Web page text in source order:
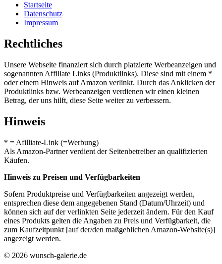
Startseite
Datenschutz
Impressum
Rechtliches
Unsere Webseite finanziert sich durch platzierte Werbeanzeigen und
sogenannten Affiliate Links (Produktlinks). Diese sind mit einem *
oder einem Hinweis auf Amazon verlinkt. Durch das Anklicken der
Produktlinks bzw. Werbeanzeigen verdienen wir einen kleinen
Betrag, der uns hilft, diese Seite weiter zu verbessern.
Hinweis
* = Afilliate-Link (=Werbung)
Als Amazon-Partner verdient der Seitenbetreiber an qualifizierten
Käufen.
Hinweis zu Preisen und Verfügbarkeiten
Sofern Produktpreise und Verfügbarkeiten angezeigt werden,
entsprechen diese dem angegebenen Stand (Datum/Uhrzeit) und
können sich auf der verlinkten Seite jederzeit ändern. Für den Kauf
eines Produkts gelten die Angaben zu Preis und Verfügbarkeit, die
zum Kaufzeitpunkt [auf der/den maßgeblichen Amazon-Website(s)]
angezeigt werden.
© 2026 wunsch-galerie.de